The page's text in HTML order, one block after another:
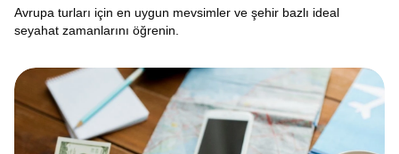
Avrupa turları için en uygun mevsimler ve şehir bazlı ideal
seyahat zamanlarını öğrenin.